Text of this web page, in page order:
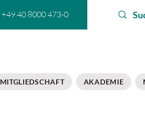
+49 40 8000 473-0
MITGLIEDSCHAFT AKADEMIE